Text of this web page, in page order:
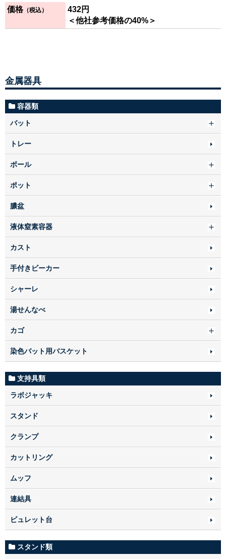
価格（税込） 432円
＜他社参考価格の40%＞
金属器具
容器類
バット
トレー
ボール
ポット
膿盆
液体窒素容器
カスト
手付きビーカー
シャーレ
湯せんなべ
カゴ
染色バット用バスケット
支持具類
ラボジャッキ
スタンド
クランプ
カットリング
ムッフ
連結具
ビュレット台
スタンド類